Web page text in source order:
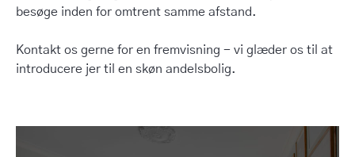
besøge inden for omtrent samme afstand.
Kontakt os gerne for en fremvisning - vi glæder os til at
introducere jer til en skøn andelsbolig.